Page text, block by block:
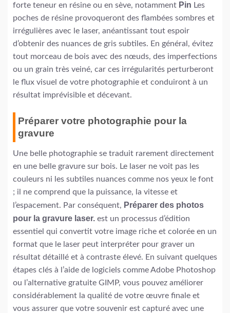
forte teneur en résine ou en sève, notamment Pin Les
poches de résine provoqueront des flambées sombres et
irrégulières avec le laser, anéantissant tout espoir
d’obtenir des nuances de gris subtiles. En général, évitez
tout morceau de bois avec des nœuds, des imperfections
ou un grain très veiné, car ces irrégularités perturberont
le flux visuel de votre photographie et conduiront à un
résultat imprévisible et décevant.
Préparer votre photographie pour la
gravure
Une belle photographie se traduit rarement directement
en une belle gravure sur bois. Le laser ne voit pas les
couleurs ni les subtiles nuances comme nos yeux le font
; il ne comprend que la puissance, la vitesse et
l’espacement. Par conséquent, Préparer des photos
pour la gravure laser. est un processus d’édition
essentiel qui convertit votre image riche et colorée en un
format que le laser peut interpréter pour graver un
résultat détaillé et à contraste élevé. En suivant quelques
étapes clés à l’aide de logiciels comme Adobe Photoshop
ou l’alternative gratuite GIMP, vous pouvez améliorer
considérablement la qualité de votre œuvre finale et
vous assurer que votre souvenir est capturé avec une